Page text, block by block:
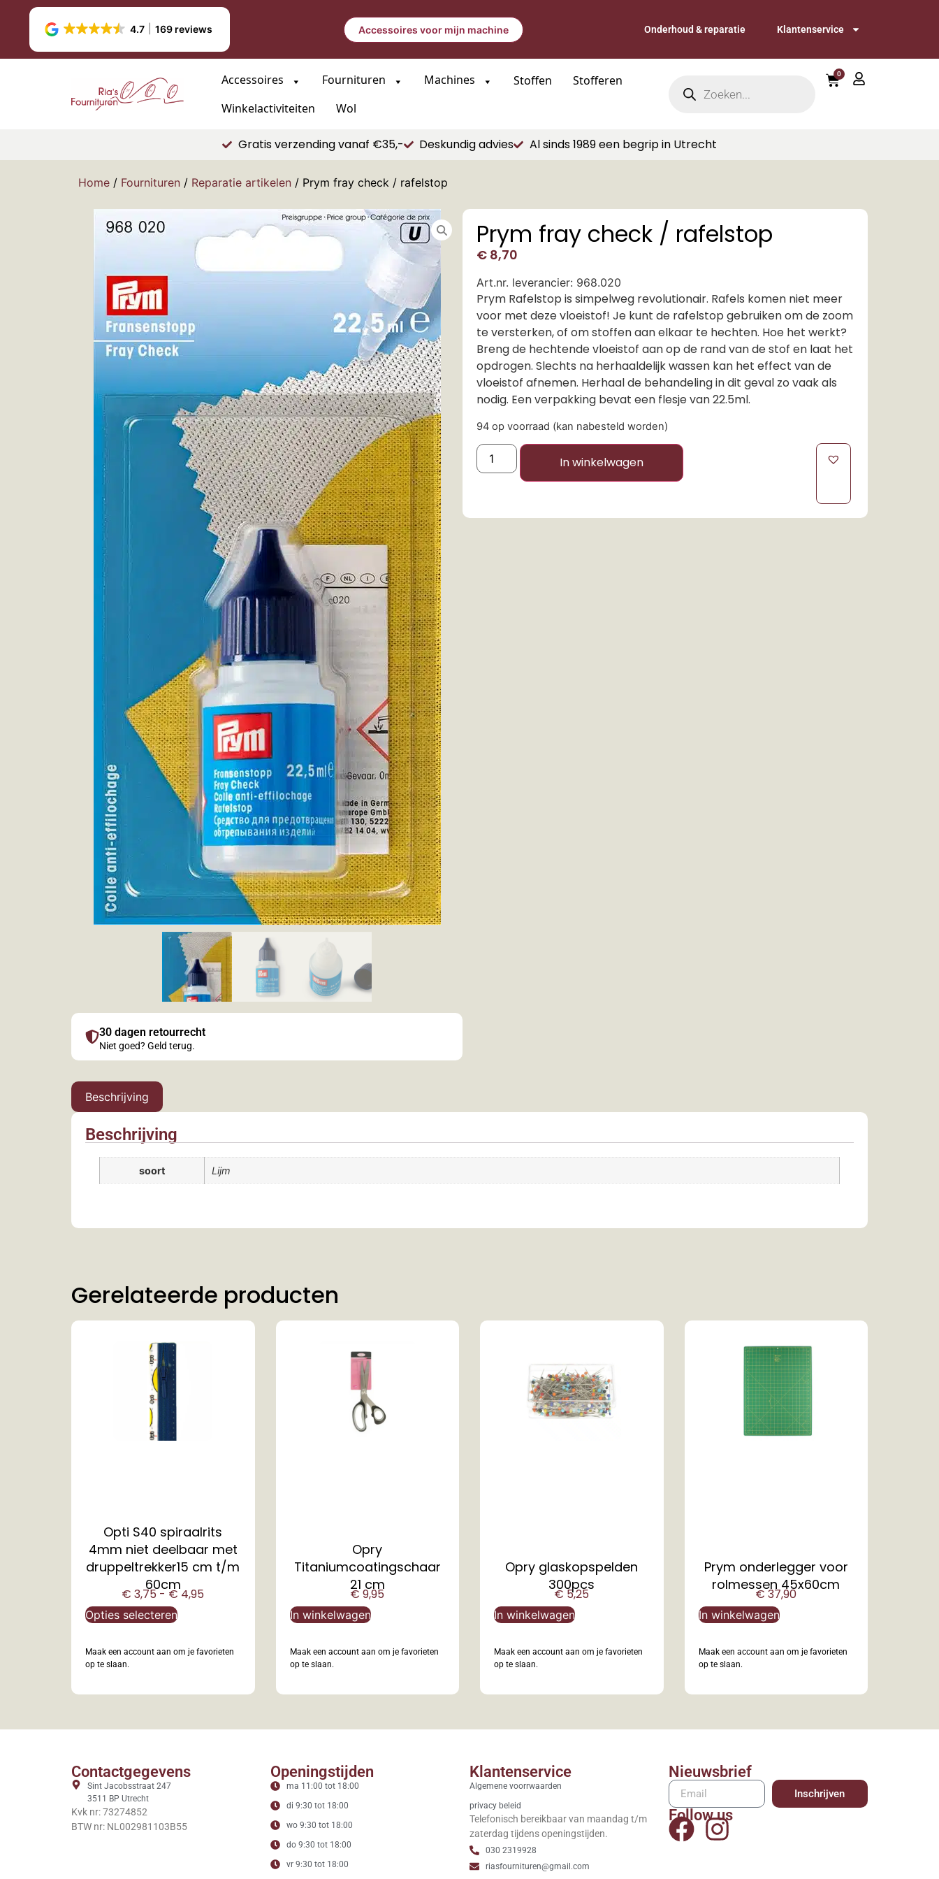
4.7 169 reviews Accessoires voor mijn machine Onderhoud & reparatie Klantenservice
Accessoires Fournituren Machines Stoffen
Stofferen
Winkelactiviteiten
Wol
0
Gratis verzending vanaf €35,- Deskundig advies Al sinds 1989 een begrip in Utrecht
Home / Fournituren / Reparatie artikelen / Prym fray check / rafelstop
30 dagen retourrecht
Niet goed? Geld terug.
Prym fray check / rafelstop
€8,70
Art.nr. leverancier: 968.020
Prym Rafelstop is simpelweg revolutionair. Rafels komen niet meer
voor met deze vloeistof! Je kunt de rafelstop gebruiken om de zoom
te versterken, of om stoffen aan elkaar te hechten. Hoe het werkt?
Breng de hechtende vloeistof aan op de rand van de stof en laat het
opdrogen. Slechts na herhaaldelijk wassen kan het effect van de
vloeistof afnemen. Herhaal de behandeling in dit geval zo vaak als
nodig. Een verpakking bevat een flesje van 22.5ml.
94 op voorraad (kan nabesteld worden)
In winkelwagen
Beschrijving
Beschrijving
soort Lijm
Gerelateerde producten
Opti S40 spiraalrits
4mm niet deelbaar met
druppeltrekker15 cm t/m
60cm
€ 3,75 - €4,95
Opties selecteren
Maak een account aan om je favorieten
op te slaan.
Opry
Titaniumcoatingschaar
21 cm
€9,95
In winkelwagen
Maak een account aan om je favorieten
op te slaan.
Opry glaskopspelden
300pcs
€5,25
In winkelwagen
Maak een account aan om je favorieten
op te slaan.
Prym onderlegger voor
rolmessen 45x60cm
€37,90
In winkelwagen
Maak een account aan om je favorieten
op te slaan.
Contactgegevens
Sint Jacobsstraat 247
3511 BP Utrecht
Kvk nr: 73274852
BTW nr: NL002981103B55
Openingstijden
ma 11:00 tot 18:00
di 9:30 tot 18:00
wo 9:30 tot 18:00
do 9:30 tot 18:00
vr 9:30 tot 18:00
Klantenservice
Algemene voorrwaarden
privacy beleid
Telefonisch bereikbaar van maandag t/m
zaterdag tijdens openingstijden.
030 2319928
riasfournituren@gmail.com
Nieuwsbrief
Inschrijven
Follow us